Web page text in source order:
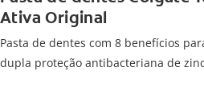
Ativa Original
Pasta de dentes com 8 benefícios
dupla proteção antibacteriana de